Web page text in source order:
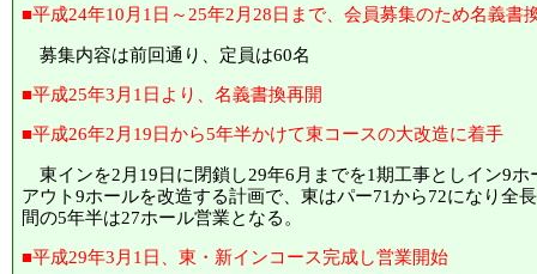
■平成24年10月1日～25年2月28日まで、会員募集のため名義書
募集内容は前回通り、定員は60名
■平成25年3月1日より、名義書換再開
■平成26年2月19日から5年半かけて東コースの大改造に着手
東インを2月19日に閉鎖し29年6月までを1期工事としイン9
アウト9ホールを改造する計画で、東はパー71から72になり全
間の5年半は27ホール営業となる。
■平成29年3月1日、東・新インコース完成し営業開始